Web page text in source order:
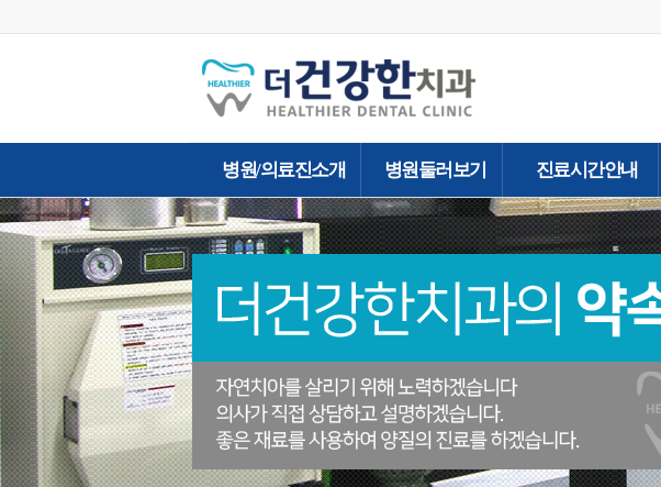
병원/의료진소개
- 인사말
- 더건강한치과의 약속
- 의료진소개
병원둘러보기
- 병원둘러보기
진료시간안내
- 진료시간안내